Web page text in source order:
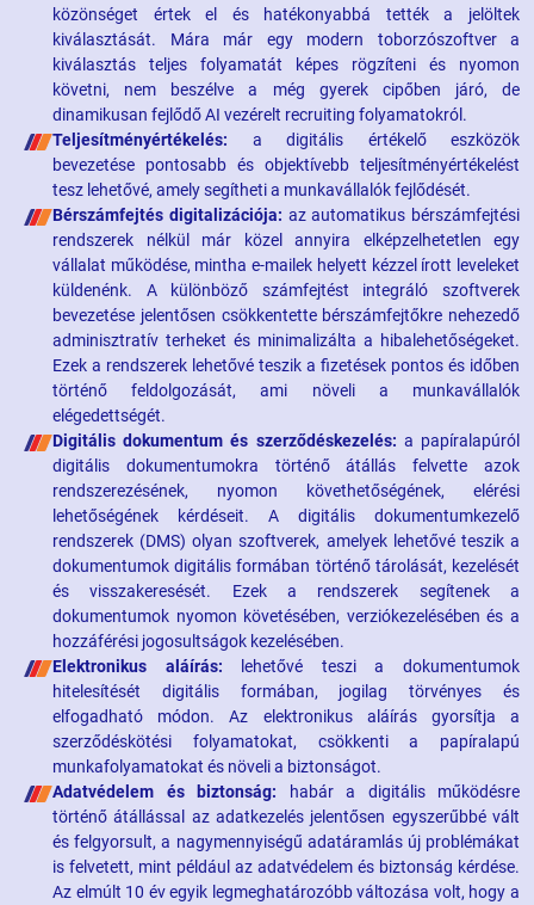
közönséget értek el és hatékonyabbá tették a jelöltek
kiválasztását. Mára már egy modern toborzószoftver a
kiválasztás teljes folyamatát képes rögzíteni és nyomon
követni, nem beszélve a még gyerek cipőben járó, de
dinamikusan fejlődő AI vezérelt recruiting folyamatokról.
Teljesítményértékelés: a digitális értékelő eszközök
bevezetése pontosabb és objektívebb teljesítményértékelést
tesz lehetővé, amely segítheti a munkavállalók fejlődését.
Bérszámfejtés digitalizációja: az automatikus bérszámfejtési
rendszerek nélkül már közel annyira elképzelhetetlen egy
vállalat működése, mintha e-mailek helyett kézzel írott leveleket
küldenénk. A különböző számfejtést integráló szoftverek
bevezetése jelentősen csökkentette bérszámfejtőkre nehezedő
adminisztratív terheket és minimalizálta a hibalehetőségeket.
Ezek a rendszerek lehetővé teszik a fizetések pontos és időben
történő feldolgozását, ami növeli a munkavállalók
elégedettségét.
Digitális dokumentum és szerződéskezelés: a papíralapúról
digitális dokumentumokra történő átállás felvette azok
rendszerezésének, nyomon követhetőségének, elérési
lehetőségének kérdéseit. A digitális dokumentumkezelő
rendszerek (DMS) olyan szoftverek, amelyek lehetővé teszik a
dokumentumok digitális formában történő tárolását, kezelését
és visszakeresését. Ezek a rendszerek segítenek a
dokumentumok nyomon követésében, verziókezelésében és a
hozzáférési jogosultságok kezelésében.
Elektronikus aláírás: lehetővé teszi a dokumentumok
hitelesítését digitális formában, jogilag törvényes és
elfogadható módon. Az elektronikus aláírás gyorsítja a
szerződéskötési folyamatokat, csökkenti a papíralapú
munkafolyamatokat és növeli a biztonságot.
Adatvédelem és biztonság: habár a digitális működésre
történő átállással az adatkezelés jelentősen egyszerűbbé vált
és felgyorsult, a nagymennyiségű adatáramlás új problémákat
is felvetett, mint például az adatvédelem és biztonság kérdése.
Az elmúlt 10 év egyik legmeghatározóbb változása volt, hogy a